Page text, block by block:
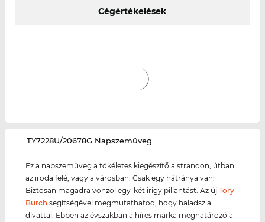
Cégértékelések
‌TY7228U/20678G Napszemüveg
Ez a napszemüveg a tökéletes kiegészítő a strandon, útban
az iroda felé, vagy a városban. Csak egy hátránya van:
Biztosan magadra vonzol egy-két irigy pillantást. Az újTory
Burch segítségével megmutathatod, hogy haladsz a
divattal. Ebben az évszakban a híres márka meghatározó a